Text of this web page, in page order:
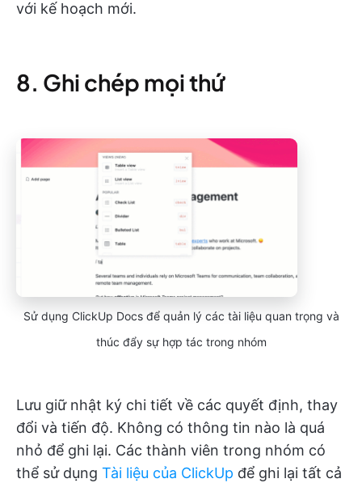
với kế hoạch mới.
8. Ghi chép mọi thứ
Sử dụng ClickUp Docs để quản lý các tài liệu quan trọng và
thúc đẩy sự hợp tác trong nhóm
Lưu giữ nhật ký chi tiết về các quyết định, thay
đổi và tiến độ. Không có thông tin nào là quá
nhỏ để ghi lại. Các thành viên trong nhóm có
thể sử dụng Tài liệu của ClickUp để ghi lại tất cả